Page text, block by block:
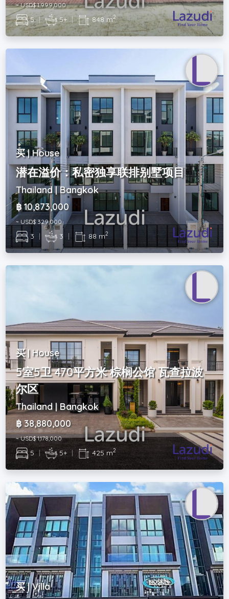
~ USD$ 1,999,000
5 | 5+ | 848 m2
买 | House
潜在溢价：私密独享联排别墅项目
Thailand | Bangkok
฿ 10,873,000
~ USD$ 329,000
3 | 3 | 88 m2
买 | House
5室5卫 470平方米 棕榈公馆 瓦查拉波
尔区
Thailand | Bangkok
฿ 38,880,000
~ USD$ 1,178,000
5 | 5+ | 425 m2
买 | Villa